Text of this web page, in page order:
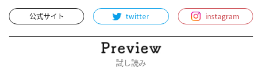
公式サイト twitter instagram
試し読み